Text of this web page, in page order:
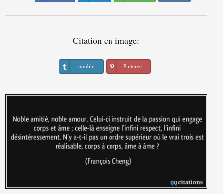
Citation en image:
tumblr Pinterest